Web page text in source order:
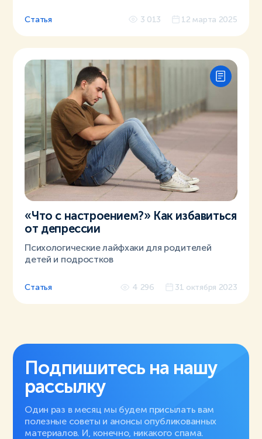
Статья 3 013 12 марта 2025
«Что с настроением?» Как избавиться
от депрессии
Психологические лайфхаки для родителей
детей и подростков
Статья 4 296 31 октября 2023
Подпишитесь на нашу
рассылку
Один раз в месяц мы будем присылать вам
полезные советы и анонсы опубликованных
материалов. И, конечно, никакого спама.